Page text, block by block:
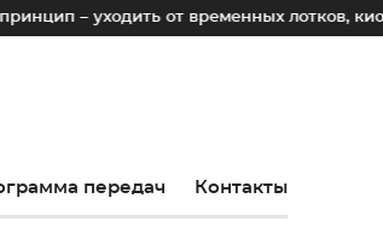
от временных лотков, киосков и
передач Контакты